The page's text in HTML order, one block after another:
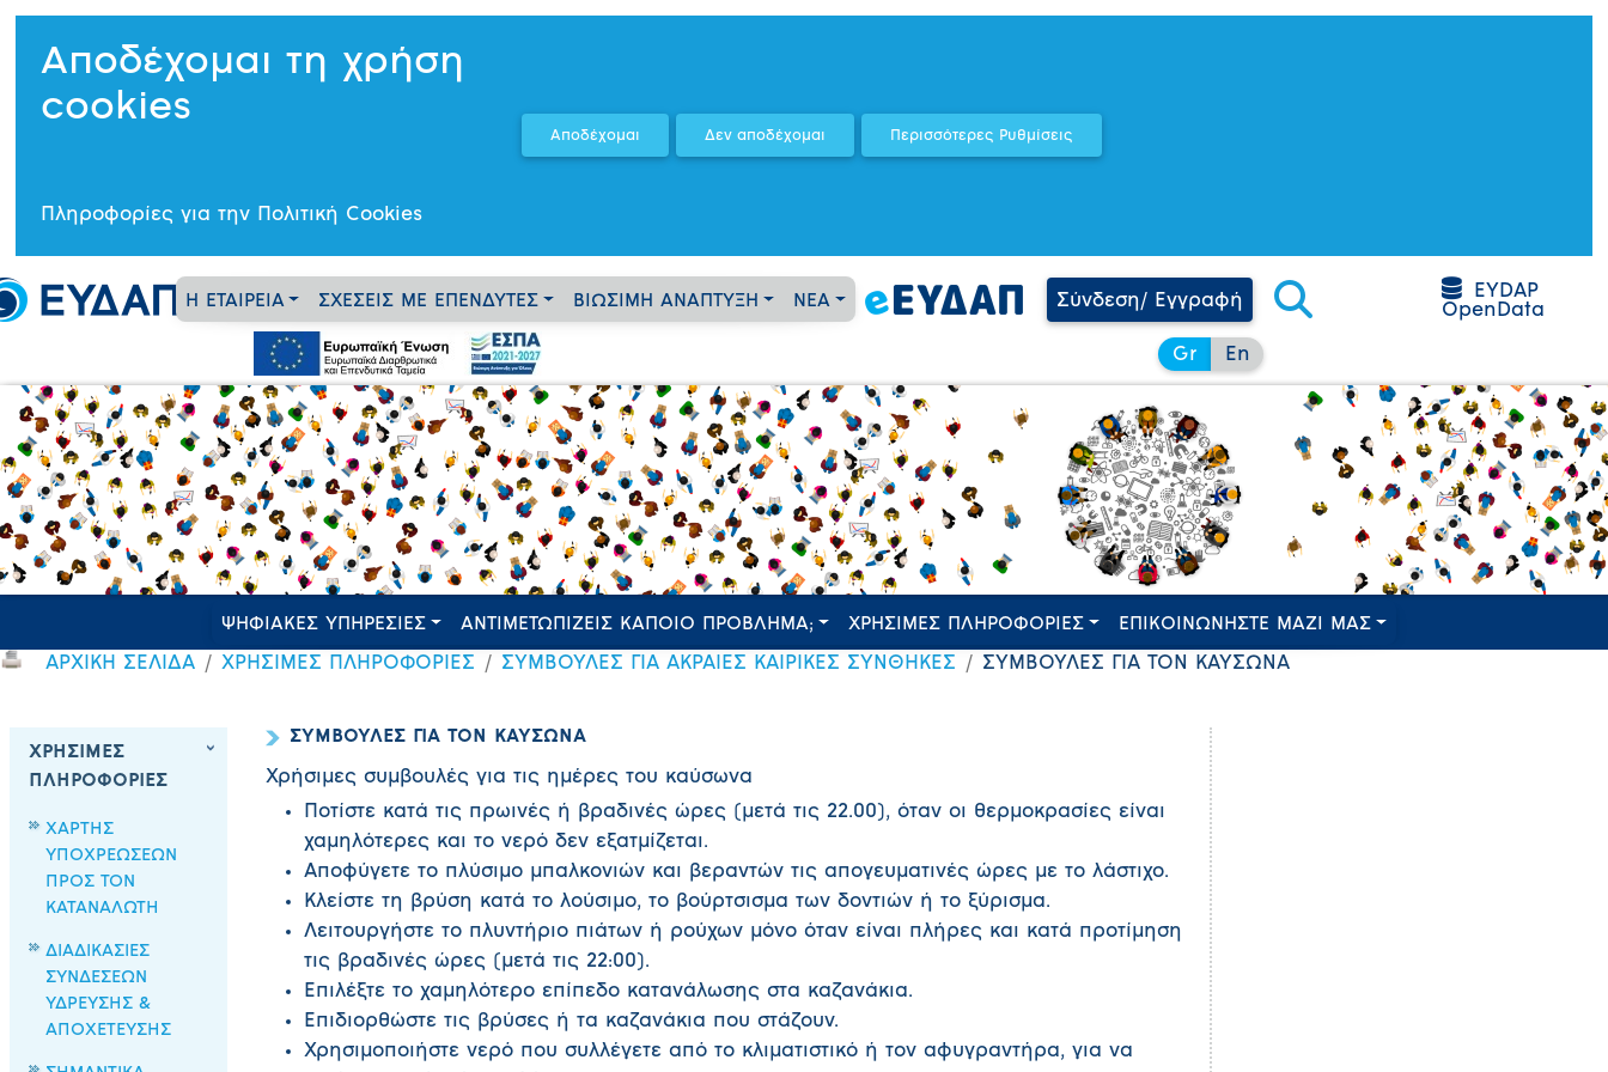
Αποδέχομαι τη χρήση
cookies
Πληροφορίες για την Πολιτική Cookies
Η ΕΤΑΙΡΕΙΑ ΣΧΕΣΕΙΣ ΜΕ ΕΠΕΝΔΥΤΕΣ ΒΙΩΣΙΜΗ ΑΝΑΠΤΥΞΗ ΝΕΑ Σύνδεση/ Εγγραφή
EYDAP
OpenData
Gr En
ΨΗΦΙΑΚΕΣ ΥΠΗΡΕΣΙΕΣ ΑΝΤΙΜΕΤΩΠΙΖΕΙΣ ΚΑΠΟΙΟ ΠΡΟΒΛΗΜΑ; ΧΡΗΣΙΜΕΣ ΠΛΗΡΟΦΟΡΙΕΣ ΕΠΙΚΟΙΝΩΝΗΣΤΕ ΜΑΖΙ ΜΑΣ
ΑΡΧΙΚΗ ΣΕΛΙΔΑ ΧΡΗΣΙΜΕΣ ΠΛΗΡΟΦΟΡΙΕΣ ΣΥΜΒΟΥΛΕΣ ΓΙΑ ΑΚΡΑΙΕΣ ΚΑΙΡΙΚΕΣ ΣΥΝΘΗΚΕΣ ΣΥΜΒΟΥΛΕΣ ΓΙΑ ΤΟΝ ΚΑΥΣΩΝΑ
ΧΡΗΣΙΜΕΣ
ΠΛΗΡΟΦΟΡΙΕΣ
ΧΑΡΤΗΣ
ΥΠΟΧΡΕΩΣΕΩΝ
ΠΡΟΣ ΤΟΝ
ΚΑΤΑΝΑΛΩΤΗ
ΔΙΑΔΙΚΑΣΙΕΣ
ΣΥΝΔΕΣΕΩΝ
ΥΔΡΕΥΣΗΣ &
ΑΠΟΧΕΤΕΥΣΗΣ
ΣΥΜΒΟΥΛΕΣ ΓΙΑ ΤΟΝ ΚΑΥΣΩΝΑ
Χρήσιμες συμβουλές για τις ημέρες του καύσωνα
Ποτίστε κατά τις πρωινές ή βραδινές ώρες (μετά τις 22.00), όταν οι θερμοκρασίες είναι
χαμηλότερες και το νερό δεν εξατμίζεται.
Αποφύγετε το πλύσιμο μπαλκονιών και βεραντών τις απογευματινές ώρες με το λάστιχο.
Κλείστε τη βρύση κατά το λούσιμο, το βούρτσισμα των δοντιών ή το ξύρισμα.
Λειτουργήστε το πλυντήριο πιάτων ή ρούχων μόνο όταν είναι πλήρες και κατά προτίμηση
τις βραδινές ώρες (μετά τις 22:00).
Επιλέξτε το χαμηλότερο επίπεδο κατανάλωσης στα καζανάκια.
Επιδιορθώστε τις βρύσες ή τα καζανάκια που στάζουν.
Χρησιμοποιήστε νερό που συλλέγετε από το κλιματιστικό ή τον αφυγραντήρα, για να